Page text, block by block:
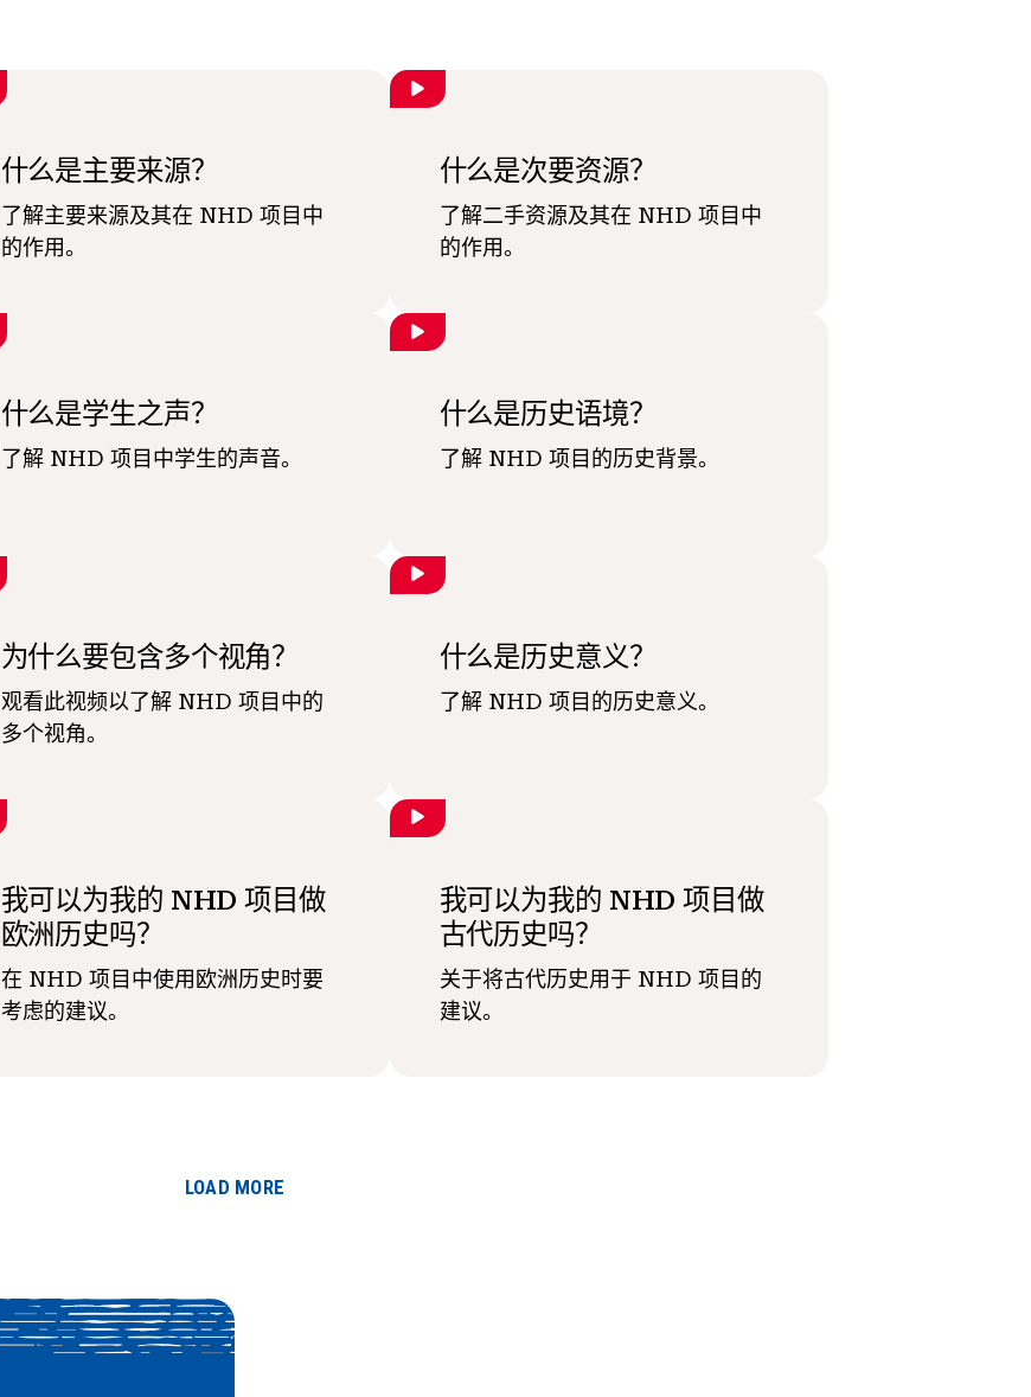
什么是主要来源？
了解主要来源及其在 NHD 项目中
的作用。
什么是次要资源？
了解二手资源及其在 NHD 项目中
的作用。
什么是学生之声？
了解 NHD 项目中学生的声音。
什么是历史语境？
了解 NHD 项目的历史背景。
为什么要包含多个视角？
观看此视频以了解 NHD 项目中的
多个视角。
什么是历史意义？
了解 NHD 项目的历史意义。
我可以为我的 NHD 项目做
欧洲历史吗？
在 NHD 项目中使用欧洲历史时要
考虑的建议。
我可以为我的 NHD 项目做
古代历史吗？
关于将古代历史用于 NHD 项目的
建议。
LOAD MORE